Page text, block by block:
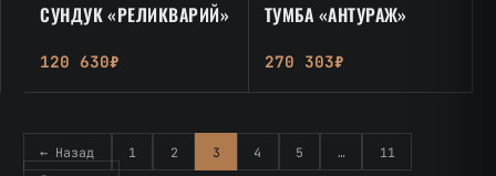
СУНДУК «РЕЛИКВАРИЙ»
120 630₽
ТУМБА «АНТУРАЖ»
270 303₽
← Назад 1 2 3 4 5 …
11